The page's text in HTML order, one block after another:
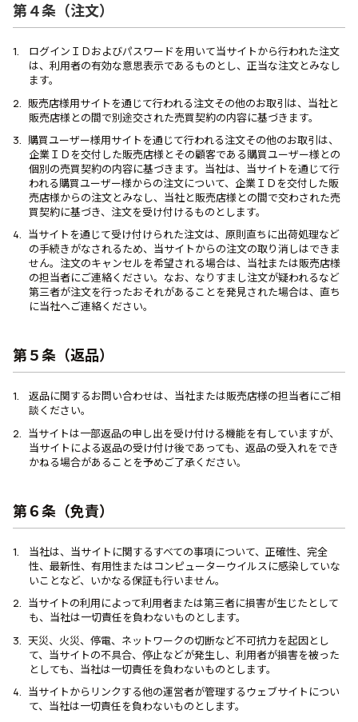
第４条（注文）
ログインＩＤおよびパスワードを用いて当サイトから行われた注文
は、利用者の有効な意思表示であるものとし、正当な注文とみなし
ます。
販売店様用サイトを通じて行われる注文その他のお取引は、当社と
販売店様との間で別途交された売買契約の内容に基づきます。
購買ユーザー様用サイトを通じて行われる注文その他のお取引は、
企業ＩＤを交付した販売店様とその顧客である購買ユーザー様との
個別の売買契約の内容に基づきます。当社は、当サイトを通じて行
われる購買ユーザー様からの注文について、企業ＩＤを交付した販
売店様からの注文とみなし、当社と販売店様との間で交わされた売
買契約に基づき、注文を受け付けるものとします。
当サイトを通じて受け付けられた注文は、原則直ちに出荷処理など
の手続きがなされるため、当サイトからの注文の取り消しはできま
せん。注文のキャンセルを希望される場合は、当社または販売店様
の担当者にご連絡ください。なお、なりすまし注文が疑われるなど
第三者が注文を行ったおそれがあることを発見された場合は、直ち
に当社へご連絡ください。
第５条（返品）
返品に関するお問い合わせは、当社または販売店様の担当者にご相
談ください。
当サイトは一部返品の申し出を受け付ける機能を有していますが、
当サイトによる返品の受け付け後であっても、返品の受入れをでき
かねる場合があることを予めご了承ください。
第６条（免責）
当社は、当サイトに関するすべての事項について、正確性、完全
性、最新性、有用性またはコンピューターウイルスに感染していな
いことなど、いかなる保証も行いません。
当サイトの利用によって利用者または第三者に損害が生じたとして
も、当社は一切責任を負わないものとします。
天災、火災、停電、ネットワークの切断など不可抗力を起因とし
て、当サイトの不具合、停止などが発生し、利用者が損害を被った
としても、当社は一切責任を負わないものとします。
当サイトからリンクする他の運営者が管理するウェブサイトについ
て、当社は一切責任を負わないものとします。